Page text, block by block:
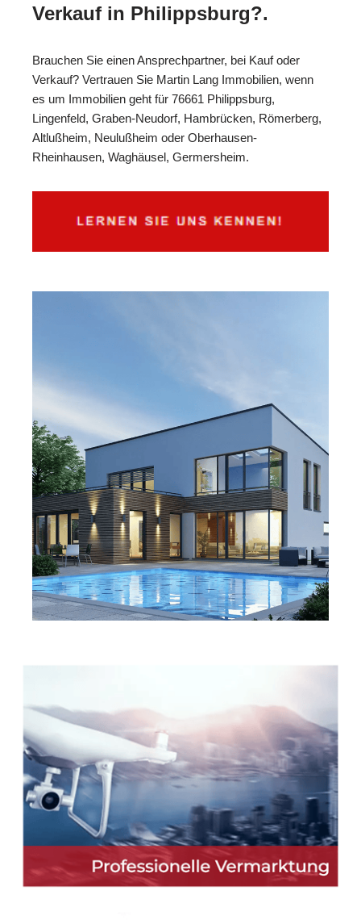
Verkauf in Philippsburg?.
Brauchen Sie einen Ansprechpartner, bei Kauf oder
Verkauf? Vertrauen Sie Martin Lang Immobilien, wenn
es um Immobilien geht für 76661 Philippsburg,
Lingenfeld, Graben-Neudorf, Hambrücken, Römerberg,
Altlußheim, Neulußheim oder Oberhausen-
Rheinhausen, Waghäusel, Germersheim.